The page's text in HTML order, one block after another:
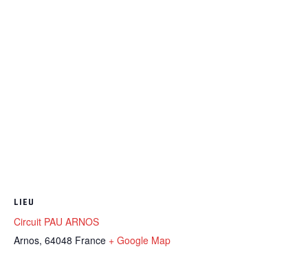
LIEU
Circuit PAU ARNOS
Arnos, 64048 France + Google Map